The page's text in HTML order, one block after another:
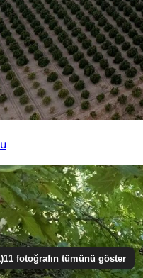
)11 fotoğrafın tümünü göster